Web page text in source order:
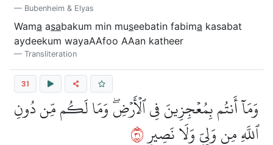
Bubenheim & Elyas
Wama asabakum min museebatin fabima kasabat
aydeekum wayaAAfoo AAan katheer
Transliteration
31
وَمَآ أَنتُم بِمُعۡجِزِينَ فِي ٱلۡأَرۡضِۖ وَمَا لَكُم مِّن دُونِ
ٱللَّهِ مِن وَلِيّٖ وَلَا نَصِيرٖ١٣